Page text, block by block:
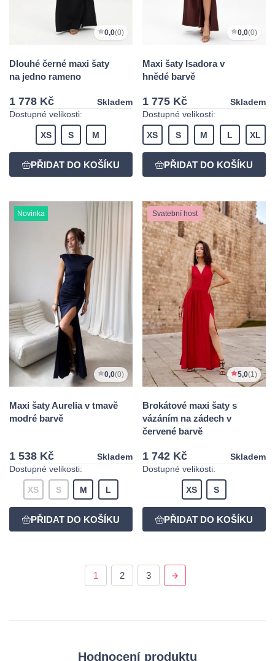
0,0(0)
Dlouhé černé maxi šaty
na jedno rameno
1 778 Kč
Skladem
Dostupné velikosti:
XS S M
0,0(0)
Maxi šaty Isadora v
hnědé barvě
1 775 Kč
Skladem
Dostupné velikosti:
XS S M L XL
Novinka
0,0(0)
Maxi šaty Aurelia v tmavě
modré barvě
1 538 Kč
Skladem
Dostupné velikosti:
XS S M L
Svatební host
5,0(1)
Brokátové maxi šaty s
vázáním na zádech v
červené barvě
1 742 Kč
Skladem
Dostupné velikosti:
XS S
1 2 3
Hodnocení produktu